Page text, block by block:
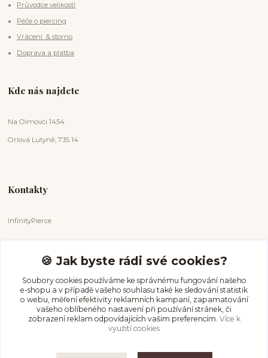
Průvodce velikostí
Péče o piercing
Vrácení & storno
Doprava a platba
Kde nás najdete
Na Olmovci 1454
Orlová Lutyně, 735 14
Kontakty
InfinityPierce
+420 731 681 038
(Po-Ne, 9-18 hod.)
info@infinitypierce.cz
🍪 Jak byste rádi své cookies?
Soubory cookies používáme ke správnému fungování našeho
e-shopu a v případě vašeho souhlasu také ke sledování statistik
o webu, měření efektivity reklamních kampaní, zapamatování
vašeho oblíbeného nastavení při používání stránek, či
zobrazení reklam odpovídajících vašim preferencím. Více k
využití cookies